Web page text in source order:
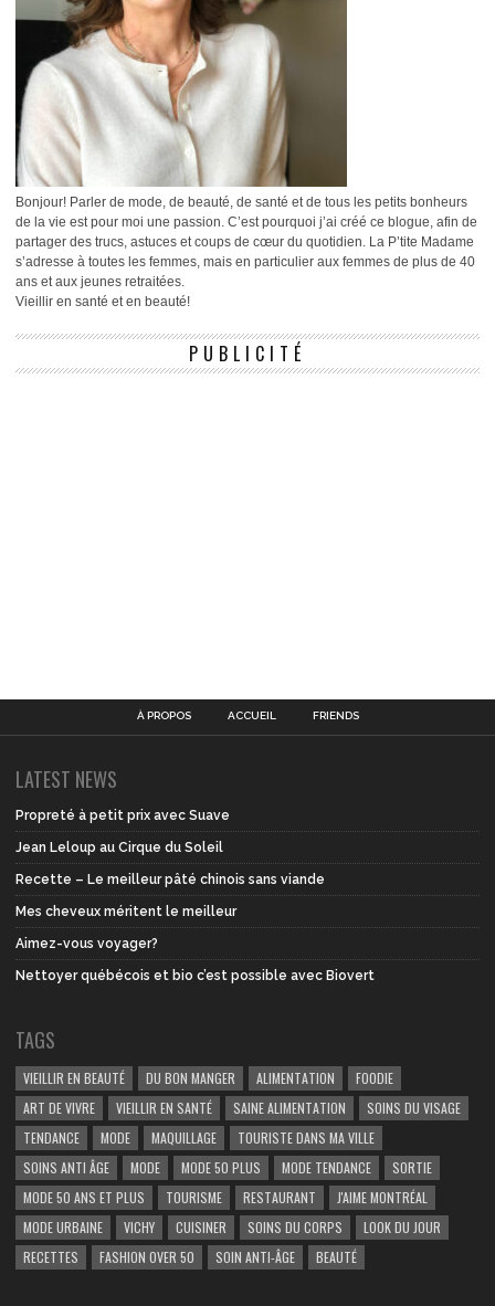
Bonjour! Parler de mode, de beauté, de santé et de tous les petits bonheurs
de la vie est pour moi une passion. C’est pourquoi j’ai créé ce blogue, afin de
partager des trucs, astuces et coups de cœur du quotidien. La P’tite Madame
s’adresse à toutes les femmes, mais en particulier aux femmes de plus de 40
ans et aux jeunes retraitées.
Vieillir en santé et en beauté!
PUBLICITÉ
À PROPOS ACCUEIL FRIENDS
LATEST NEWS
Propreté à petit prix avec Suave
Jean Leloup au Cirque du Soleil
Recette – Le meilleur pâté chinois sans viande
Mes cheveux méritent le meilleur
Aimez-vous voyager?
Nettoyer québécois et bio c’est possible avec Biovert
TAGS
VIEILLIR EN BEAUTÉ DU BON MANGER ALIMENTATION
FOODIE
ART DE VIVRE
VIEILLIR EN SANTÉ SAINE ALIMENTATION
SOINS DU VISAGE
TENDANCE
MODE MAQUILLAGE
TOURISTE DANS MA VILLE
SOINS ANTI ÂGE
MODE MODE 50 PLUS MODE TENDANCE
SORTIE
MODE 50 ANS ET PLUS
TOURISME RESTAURANT
J'AIME MONTRÉAL
MODE URBAINE
VICHY CUISINER SOINS DU CORPS
LOOK DU JOUR
RECETTES
FASHION OVER 50 SOIN ANTI-ÂGE BEAUTÉ